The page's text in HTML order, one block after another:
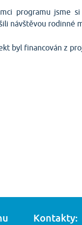
programu jsme
návštěvou rodinné
byl financován z
Kontakty: